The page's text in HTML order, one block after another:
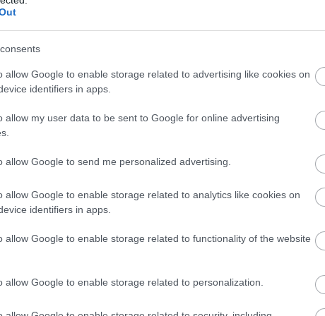
allow Google to enable storage related to advertising like cookies on
identifiers in apps.
allow my user data to be sent to Google for online advertising
allow Google to send me personalized advertising.
allow Google to enable storage related to analytics like cookies on
identifiers in apps.
allow Google to enable storage related to functionality of the website
allow Google to enable storage related to personalization.
IDEIG NEM SZEREPEL A TV2